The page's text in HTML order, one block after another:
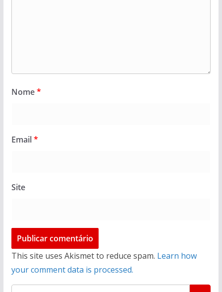
Nome*
Email*
Site
This site uses Akismet to reduce spam. Learn how
your comment data is processed.